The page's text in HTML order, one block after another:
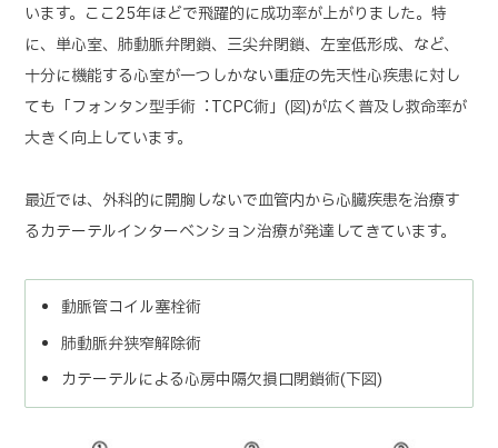
います。ここ25年ほどで飛躍的に成功率が上がりました。特
に、単心室、肺動脈弁閉鎖、三尖弁閉鎖、左室低形成、など、
十分に機能する心室が一つしかない重症の先天性心疾患に対し
ても「フォンタン型手術︓TCPC術」(図)が広く普及し救命率が
大きく向上しています。
最近では、外科的に開胸しないで血管内から心臓疾患を治療す
るカテーテルインターベンション治療が発達してきています。
動脈管コイル塞栓術
肺動脈弁狭窄解除術
カテーテルによる心房中隔欠損口閉鎖術(下図)